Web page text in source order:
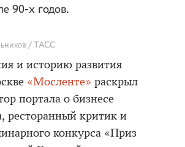
90-х годов.
/ ТАСС
и историю развития
«Мосленте» раскрыл
портала о бизнесе
ресторанный критик и
конкурса «Приз